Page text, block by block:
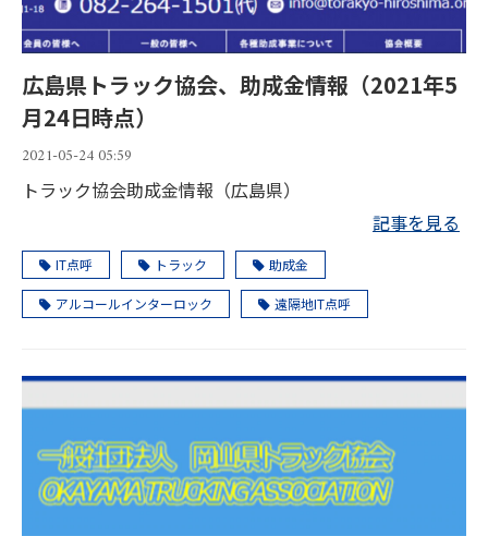
広島県トラック協会、助成金情報（2021年5
月24日時点）
2021-05-24 05:59
トラック協会助成金情報（広島県）
記事を見る
IT点呼 トラック 助成金
アルコールインターロック 遠隔地IT点呼